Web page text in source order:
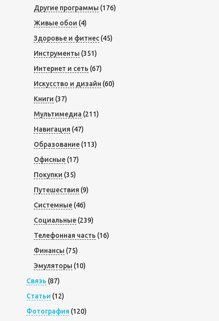
Другие программы (176)
Живые обои (4)
Здоровье и фитнес(45)
Инструменты (351)
Интернет и сеть (67)
Искусство и дизайн (60)
Книги (37)
Мультимедиа (211)
Навигация (47)
Образование(113)
Офисные(17)
Покупки (35)
Путешествия (9)
Системные(46)
Социальные(239)
Телефонная часть (16)
Финансы (75)
Эмуляторы (10)
Связь (87)
Статьи (12)
Фотография (120)